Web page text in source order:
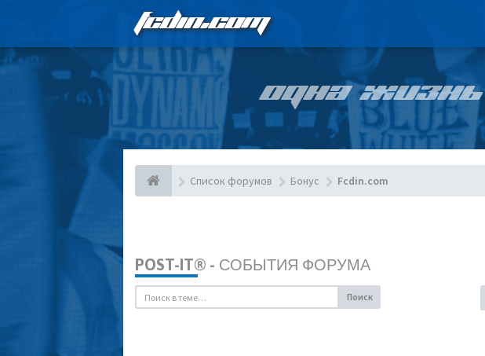
FCDIN.COM
ОДНА
Список форумов Бонус Fcdin.com
POST-IT® - СОБЫТИЯ ФОРУМА
Поиск